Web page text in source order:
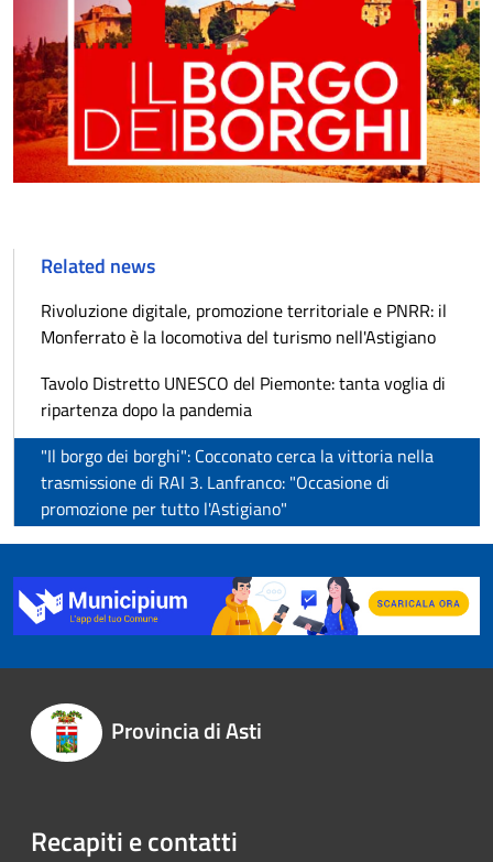
Related news
Rivoluzione digitale, promozione territoriale e PNRR: il
Monferrato è la locomotiva del turismo nell'Astigiano
Tavolo Distretto UNESCO del Piemonte: tanta voglia di
ripartenza dopo la pandemia
"Il borgo dei borghi": Cocconato cerca la vittoria nella
trasmissione di RAI 3. Lanfranco: "Occasione di
promozione per tutto l'Astigiano"
Provincia di Asti
Recapiti e contatti